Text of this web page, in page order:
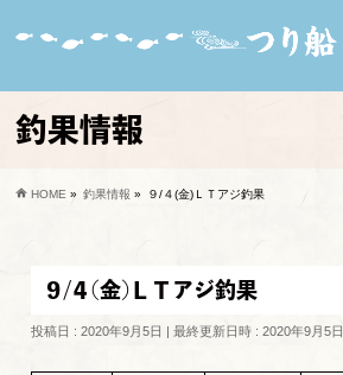
釣果情報
HOME » 釣果情報 » ９/４(金)ＬＴアジ釣果
９/４(金)ＬＴアジ釣果
投稿日 : 2020年9月5日 最終更新日時 : 2020年9月5日